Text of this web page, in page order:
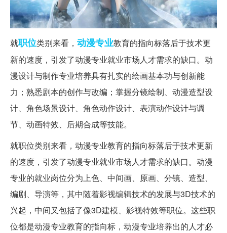
就职位类别来看， 动漫专业教育的指向标落后于技术更
新的速度，引发了动漫专业就业市场人才需求的缺口。动
漫设计与制作专业培养具有扎实的绘画基本功与创新能
力；熟悉剧本的创作与改编；掌握分镜绘制、动漫造型设
计、角色场景设计、角色动作设计、表演动作设计与调
节、动画特效、后期合成等技能。
就职位类别来看，动漫专业教育的指向标落后于技术更新
的速度，引发了动漫专业就业市场人才需求的缺口。动漫
专业的就业岗位分为上色、中间画、原画、分镜、造型、
编剧、导演等，其中随着影视编辑技术的发展与3D技术的
兴起，中间又包括了像3D建模、影视特效等职位。这些职
位都是动漫专业教育的指向标，动漫专业培养出的人才必